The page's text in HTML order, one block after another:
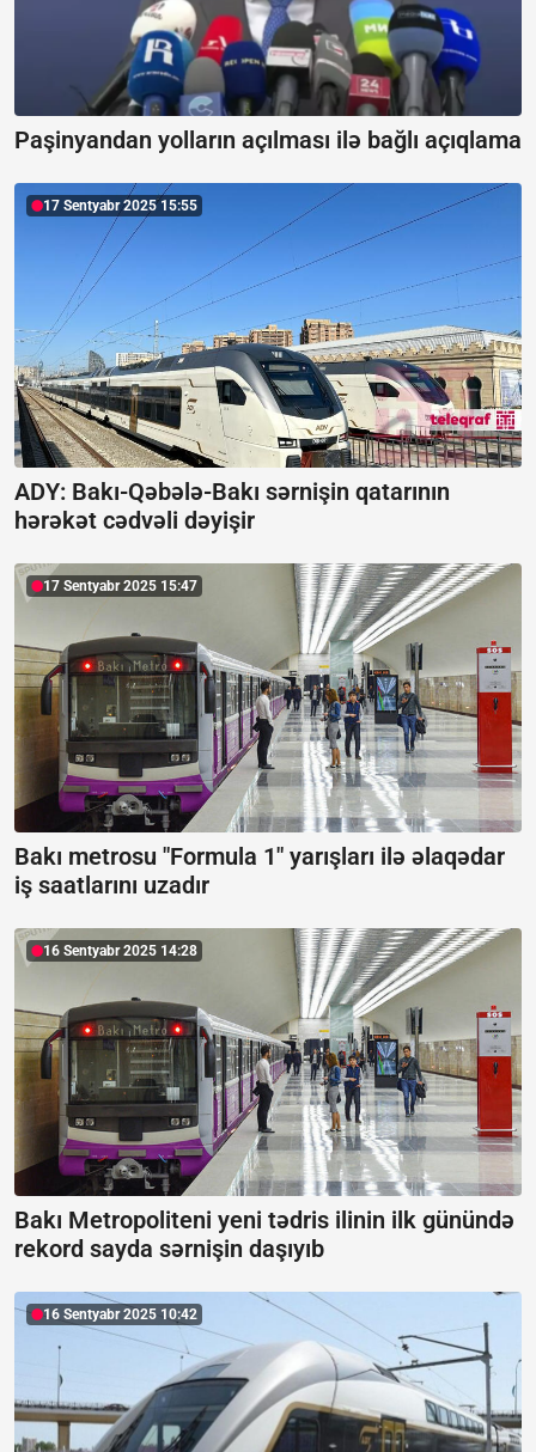
Paşinyandan yolların açılması ilə bağlı açıqlama
17 Sentyabr 2025 15:55
ADY: Bakı-Qəbələ-Bakı sərnişin qatarının
hərəkət cədvəli dəyişir
17 Sentyabr 2025 15:47
Bakı metrosu "Formula 1" yarışları ilə əlaqədar
iş saatlarını uzadır
16 Sentyabr 2025 14:28
Bakı Metropoliteni yeni tədris ilinin ilk günündə
rekord sayda sərnişin daşıyıb
16 Sentyabr 2025 10:42